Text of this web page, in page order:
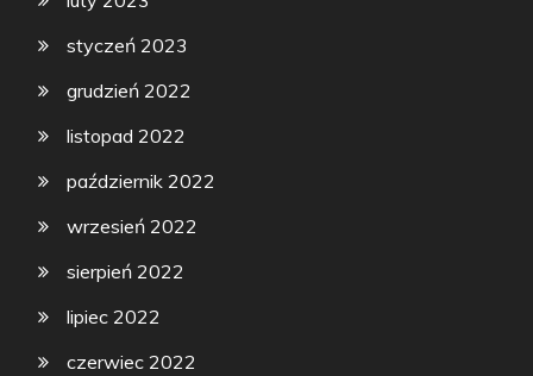
styczeń 2023
grudzień 2022
listopad 2022
październik 2022
wrzesień 2022
sierpień 2022
lipiec 2022
czerwiec 2022